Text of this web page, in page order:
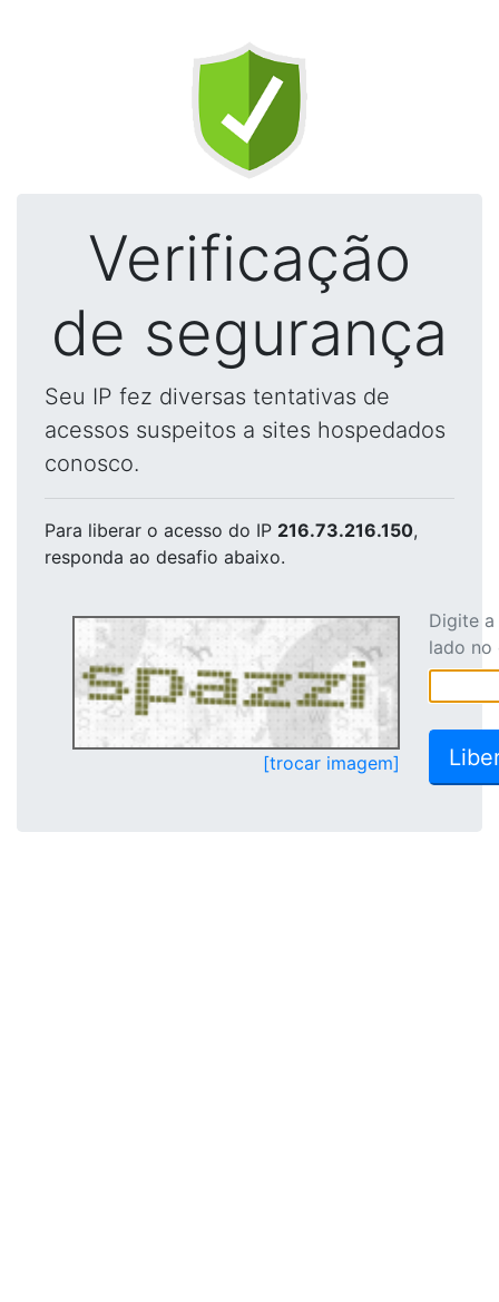
Verificação
de segurança
Seu IP fez diversas tentativas de
acessos suspeitos a sites hospedados
conosco.
Para liberar o acesso do IP 216.73.216.150,
responda ao desafio abaixo.
[trocar imagem]
Digite
lado no